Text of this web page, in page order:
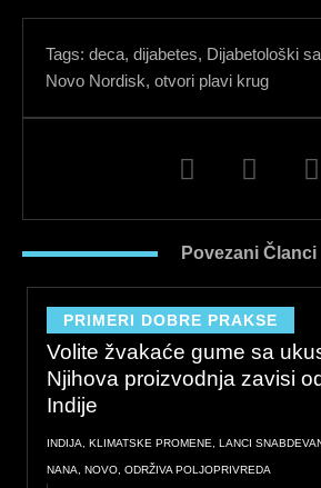
Tags: deca, dijabetes, Dijabetološki
Novo Nordisk, otvori plavi krug
F
a
e
b
o
o
k
L
i
k
e
d
i
n
I
n
t
a
Povezani Članci
PRIMERI DOBRE PRAKSE
Volite žvakaće gume sa
Njihova proizvodnja zavisi
Indije
INDIJA, KLIMATSKE PROMENE, LANCI
NANA, NOVO, ODRŽIVA POLJOPRIVREDA